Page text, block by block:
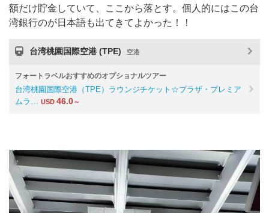
額だけ貯金していて、ここから落とす。個人的にはこの台
湾銀行のが日本語も出てきてよかった！！
台湾桃園国際空港 (TPE) 空港
フォートラベルおすすめのオプショナルツアー
台湾桃園国際空港（TPE）ラウンジチケット☆プラザ・プレミア
ムラ…
USD 46.0～